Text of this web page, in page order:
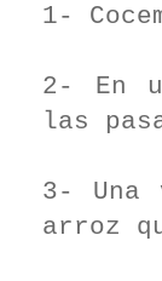
1-
2- En
las
3- Una
arroz